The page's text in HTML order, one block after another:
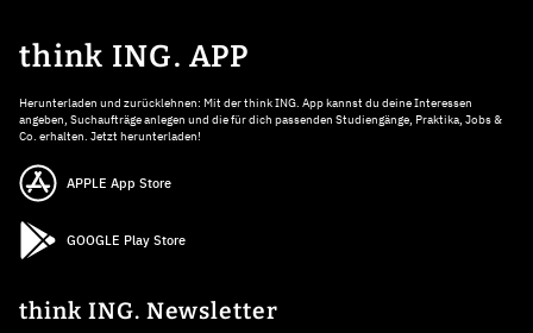
think ING. APP
Herunterladen und zurücklehnen: Mit der think ING. App kannst du deine Interessen
angeben, Suchaufträge anlegen und die für dich passenden Studiengänge, Praktika, Jobs &
Co. erhalten. Jetzt herunterladen!
APPLE App Store
GOOGLE Play Store
think ING. Newsletter